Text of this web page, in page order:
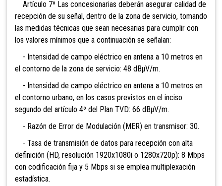
Artículo 7º Las concesionarias deberán asegurar calidad de
recepción de su señal, dentro de la zona de servicio, tomando
las medidas técnicas que sean necesarias para cumplir con
los valores mínimos que a continuación se señalan:
- Intensidad de campo eléctrico en antena a 10 metros en
el contorno de la zona de servicio: 48 dBµV/m.
- Intensidad de campo eléctrico en antena a 10 metros en
el contorno urbano, en los casos previstos en el inciso
segundo del artículo 4º del Plan TVD: 66 dBµV/m.
- Razón de Error de Modulación (MER) en transmisor: 30.
- Tasa de transmisión de datos para recepción con alta
definición (HD, resolución 1920x1080i o 1280x720p): 8 Mbps
con codificación fija y 5 Mbps si se emplea multiplexación
estadística.